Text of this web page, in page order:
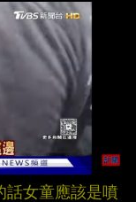
女童應該是噴